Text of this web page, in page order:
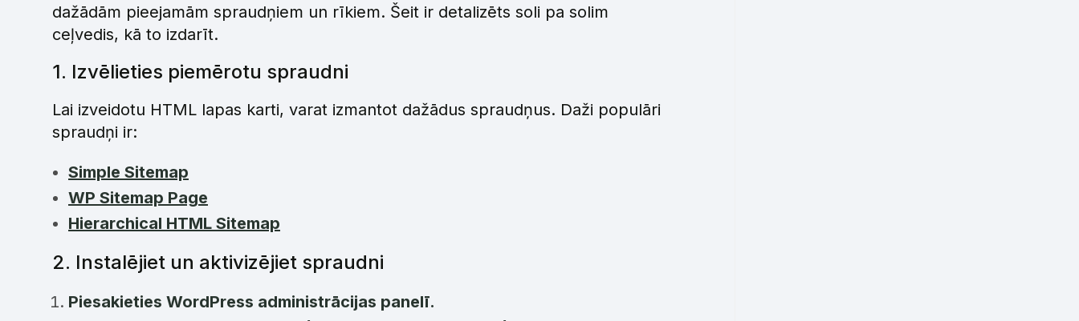
dažādām pieejamām spraudņiem un rīkiem. Šeit ir detalizēts soli pa solim
ceļvedis, kā to izdarīt.
1. Izvēlieties piemērotu spraudni
Lai izveidotu HTML lapas karti, varat izmantot dažādus spraudņus. Daži populāri
spraudņi ir:
Simple Sitemap
WP Sitemap Page
Hierarchical HTML Sitemap
2. Instalējiet un aktivizējiet spraudni
Piesakieties WordPress administrācijas panelī.